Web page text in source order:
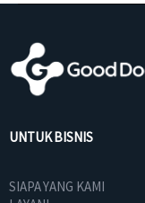
UNTUK BISNIS
SIAPA YANG KAMI